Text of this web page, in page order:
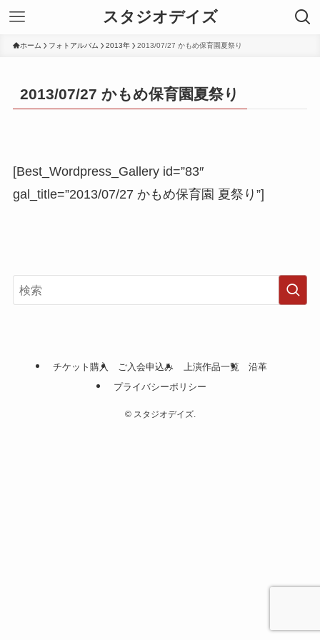
スタジオデイズ
ホーム フォトアルバム 2013年 2013/07/27 かもめ保育園夏祭り
2013/07/27 かもめ保育園夏祭り
[Best_Wordpress_Gallery id=”83″
gal_title=”2013/07/27 かもめ保育園 夏祭り”]
チケット購入 ご入会申込み 上演作品一覧
沿革
プライバシーポリシー
©スタジオデイズ.